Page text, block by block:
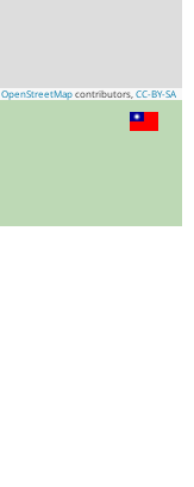
OpenStreetMap contributors, CC-BY-SA